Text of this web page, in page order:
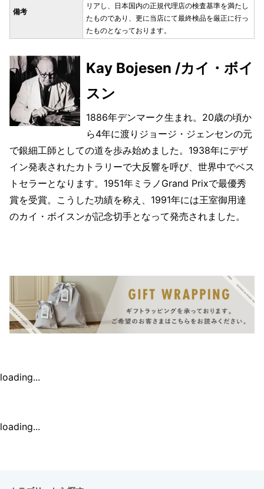
備考
リアし、日本国内の正規代理店の検査基準を満たし
たものであり、更に当店にて最終検品を厳正に行っ
たものとなっております。
Kay Bojesen /カイ・ボイ
スン
1886年デンマーク生まれ。20歳の頃か
ら4年に渡りジョージ・ジェンセンの元
で銀細工師としての道を歩み始めました。1938年にデザ
イン発表されたカトラリーで大反響を呼び、世界中でベス
トセラーとなります。1951年ミラノGrand Prixで最優秀
賞を受賞。こうした功績を称え、1991年には王室御用達
のカイ・ボイスンが記念切手となって発売されました。
loading...
loading...